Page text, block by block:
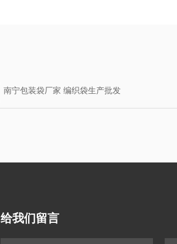
南宁包装袋厂家 编织袋生产批发
给我们留言